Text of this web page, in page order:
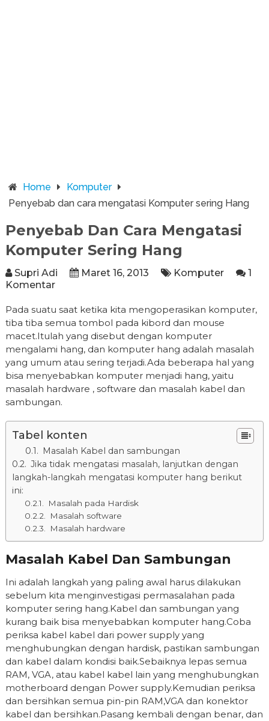
Home
Komputer
Penyebab dan cara mengatasi Komputer sering Hang
Penyebab Dan Cara Mengatasi
Komputer Sering Hang
Supri Adi Maret 16, 2013 Komputer
1
Komentar
Pada suatu saat ketika kita mengoperasikan komputer,
tiba tiba semua tombol pada kibord dan mouse
macet.Itulah yang disebut dengan komputer
mengalami hang, dan komputer hang adalah masalah
yang umum atau sering terjadi.Ada beberapa hal yang
bisa menyebabkan komputer menjadi hang, yaitu
masalah hardware , software dan masalah kabel dan
sambungan.
Tabel konten
Masalah Kabel dan sambungan
Jika tidak mengatasi masalah, lanjutkan dengan
langkah-langkah mengatasi komputer hang berikut
ini:
Masalah pada Hardisk
Masalah software
Masalah hardware
Masalah Kabel Dan Sambungan
Ini adalah langkah yang paling awal harus dilakukan
sebelum kita menginvestigasi permasalahan pada
komputer sering hang.Kabel dan sambungan yang
kurang baik bisa menyebabkan komputer hang.Coba
periksa kabel kabel dari power supply yang
menghubungkan dengan hardisk, pastikan sambungan
dan kabel dalam kondisi baik.Sebaiknya lepas semua
RAM, VGA, atau kabel kabel lain yang menghubungkan
motherboard dengan Power supply.Kemudian periksa
dan bersihkan semua pin-pin RAM,VGA dan konektor
kabel dan bersihkan.Pasang kembali dengan benar, dan